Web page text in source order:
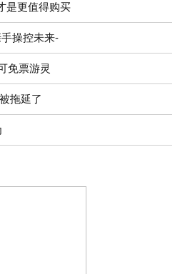
是更值得购买
操控未来-
免票游灵
拖延了